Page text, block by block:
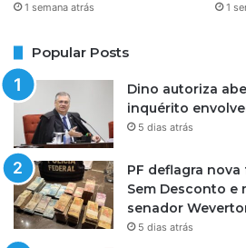
1 semana atrás 1
Popular Posts
Dino autoriza
inquérito
5 dias atrás
PF deflagra
Sem Desconto e
senador
5 dias atrás